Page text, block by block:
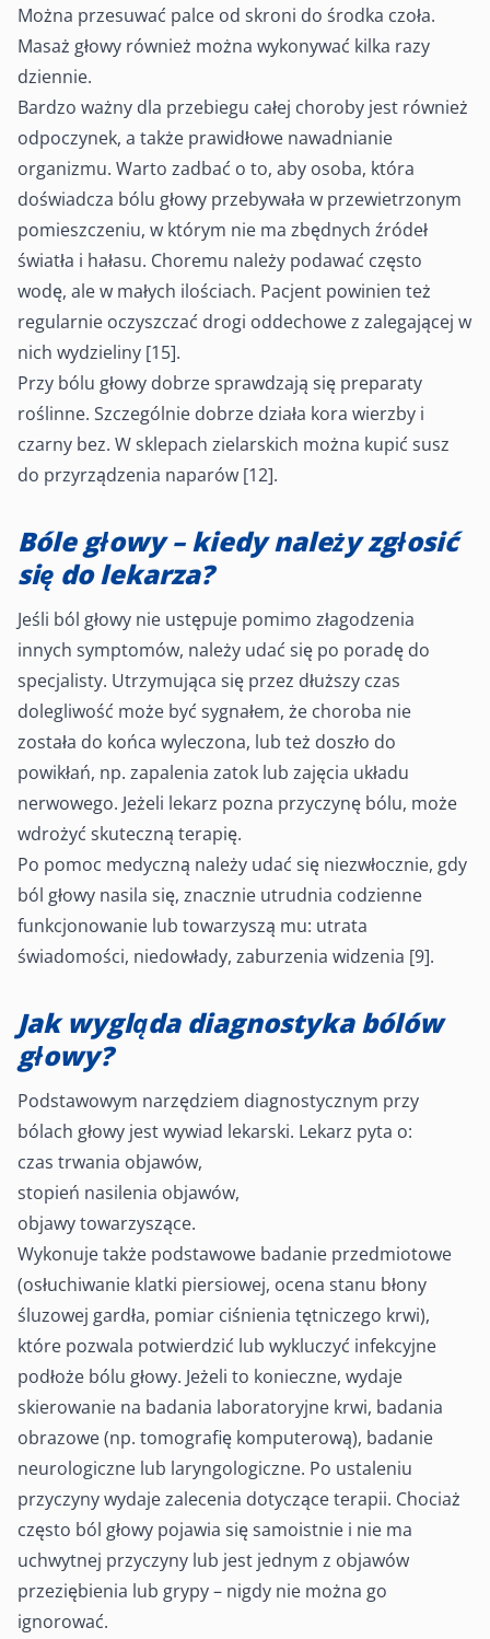
Można przesuwać palce od skroni do środka czoła.
Masaż głowy również można wykonywać kilka razy
dziennie.
Bardzo ważny dla przebiegu całej choroby jest również
odpoczynek, a także prawidłowe nawadnianie
organizmu. Warto zadbać o to, aby osoba, która
doświadcza bólu głowy przebywała w przewietrzonym
pomieszczeniu, w którym nie ma zbędnych źródeł
światła i hałasu. Choremu należy podawać często
wodę, ale w małych ilościach. Pacjent powinien też
regularnie oczyszczać drogi oddechowe z zalegającej w
nich wydzieliny [15].
Przy bólu głowy dobrze sprawdzają się preparaty
roślinne. Szczególnie dobrze działa kora wierzby i
czarny bez. W sklepach zielarskich można kupić susz
do przyrządzenia naparów [12].
Bóle głowy – kiedy należy zgłosić
się do lekarza?
Jeśli ból głowy nie ustępuje pomimo złagodzenia
innych symptomów, należy udać się po poradę do
specjalisty. Utrzymująca się przez dłuższy czas
dolegliwość może być sygnałem, że choroba nie
została do końca wyleczona, lub też doszło do
powikłań, np. zapalenia zatok lub zajęcia układu
nerwowego. Jeżeli lekarz pozna przyczynę bólu, może
wdrożyć skuteczną terapię.
Po pomoc medyczną należy udać się niezwłocznie, gdy
ból głowy nasila się, znacznie utrudnia codzienne
funkcjonowanie lub towarzyszą mu: utrata
świadomości, niedowłady, zaburzenia widzenia [9].
Jak wygląda diagnostyka bólów
głowy?
Podstawowym narzędziem diagnostycznym przy
bólach głowy jest wywiad lekarski. Lekarz pyta o:
czas trwania objawów,
stopień nasilenia objawów,
objawy towarzyszące.
Wykonuje także podstawowe badanie przedmiotowe
(osłuchiwanie klatki piersiowej, ocena stanu błony
śluzowej gardła, pomiar ciśnienia tętniczego krwi),
które pozwala potwierdzić lub wykluczyć infekcyjne
podłoże bólu głowy. Jeżeli to konieczne, wydaje
skierowanie na badania laboratoryjne krwi, badania
obrazowe (np. tomografię komputerową), badanie
neurologiczne lub laryngologiczne. Po ustaleniu
przyczyny wydaje zalecenia dotyczące terapii. Chociaż
często ból głowy pojawia się samoistnie i nie ma
uchwytnej przyczyny lub jest jednym z objawów
przeziębienia lub grypy – nigdy nie można go
ignorować.